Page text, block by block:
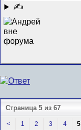
✍
Страница 5 из 67
< 1 2 3 4 5